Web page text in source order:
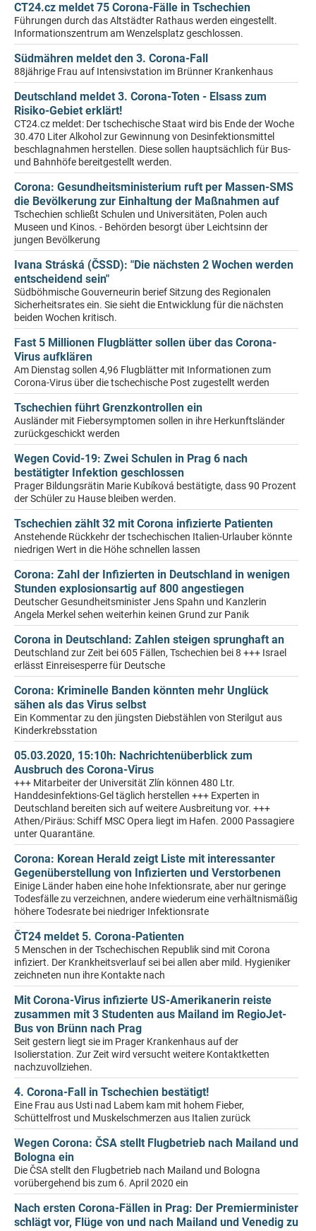
CT24.cz meldet 75 Corona-Fälle in Tschechien
Führungen durch das Altstädter Rathaus werden eingestellt.
Informationszentrum am Wenzelsplatz geschlossen.
Südmähren meldet den 3. Corona-Fall
88jährige Frau auf Intensivstation im Brünner Krankenhaus
Deutschland meldet 3. Corona-Toten - Elsass zum
Risiko-Gebiet erklärt!
CT24.cz meldet: Der tschechische Staat wird bis Ende der Woche
30.470 Liter Alkohol zur Gewinnung von Desinfektionsmittel
beschlagnahmen herstellen. Diese sollen hauptsächlich für Bus-
und Bahnhöfe bereitgestellt werden.
Corona: Gesundheitsministerium ruft per Massen-SMS
die Bevölkerung zur Einhaltung der Maßnahmen auf
Tschechien schließt Schulen und Universitäten, Polen auch
Museen und Kinos. - Behörden besorgt über Leichtsinn der
jungen Bevölkerung
Ivana Stráská (ČSSD): "Die nächsten 2 Wochen werden
entscheidend sein"
Südböhmische Gouverneurin berief Sitzung des Regionalen
Sicherheitsrates ein. Sie sieht die Entwicklung für die nächsten
beiden Wochen kritisch.
Fast 5 Millionen Flugblätter sollen über das Corona-
Virus aufklären
Am Dienstag sollen 4,96 Flugblätter mit Informationen zum
Corona-Virus über die tschechische Post zugestellt werden
Tschechien führt Grenzkontrollen ein
Ausländer mit Fiebersymptomen sollen in ihre Herkunftsländer
zurückgeschickt werden
Wegen Covid-19: Zwei Schulen in Prag 6 nach
bestätigter Infektion geschlossen
Prager Bildungsrätin Marie Kubíková bestätigte, dass 90 Prozent
der Schüler zu Hause bleiben werden.
Tschechien zählt 32 mit Corona infizierte Patienten
Anstehende Rückkehr der tschechischen Italien-Urlauber könnte
niedrigen Wert in die Höhe schnellen lassen
Corona: Zahl der Infizierten in Deutschland in wenigen
Stunden explosionsartig auf 800 angestiegen
Deutscher Gesundheitsminister Jens Spahn und Kanzlerin
Angela Merkel sehen weiterhin keinen Grund zur Panik
Corona in Deutschland: Zahlen steigen sprunghaft an
Deutschland zur Zeit bei 605 Fällen, Tschechien bei 8 +++ Israel
erlässt Einreisesperre für Deutsche
Corona: Kriminelle Banden könnten mehr Unglück
sähen als das Virus selbst
Ein Kommentar zu den jüngsten Diebstählen von Sterilgut aus
Kinderkrebsstation
05.03.2020, 15:10h: Nachrichtenüberblick zum
Ausbruch des Corona-Virus
+++ Mitarbeiter der Universität Zlín können 480 Ltr.
Handdesinfektions-Gel täglich herstellen +++ Experten in
Deutschland bereiten sich auf weitere Ausbreitung vor. +++
Athen/Piräus: Schiff MSC Opera liegt im Hafen. 2000 Passagiere
unter Quarantäne.
Corona: Korean Herald zeigt Liste mit interessanter
Gegenüberstellung von Infizierten und Verstorbenen
Einige Länder haben eine hohe Infektionsrate, aber nur geringe
Todesfälle zu verzeichnen, andere wiederum eine verhältnismäßig
höhere Todesrate bei niedriger Infektionsrate
ČT24 meldet 5. Corona-Patienten
5 Menschen in der Tschechischen Republik sind mit Corona
infiziert. Der Krankheitsverlauf sei bei allen aber mild. Hygieniker
zeichneten nun ihre Kontakte nach
Mit Corona-Virus infizierte US-Amerikanerin reiste
zusammen mit 3 Studenten aus Mailand im RegioJet-
Bus von Brünn nach Prag
Seit gestern liegt sie im Prager Krankenhaus auf der
Isolierstation. Zur Zeit wird versucht weitere Kontaktketten
nachzuvollziehen.
4. Corona-Fall in Tschechien bestätigt!
Eine Frau aus Usti nad Labem kam mit hohem Fieber,
Schüttelfrost und Muskelschmerzen aus Italien zurück
Wegen Corona: ČSA stellt Flugbetrieb nach Mailand und
Bologna ein
Die ČSA stellt den Flugbetrieb nach Mailand und Bologna
vorübergehend bis zum 6. April 2020 ein
Nach ersten Corona-Fällen in Prag: Der Premierminister
schlägt vor, Flüge von und nach Mailand und Venedig zu